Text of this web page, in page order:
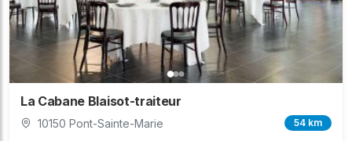
La Cabane Blaisot-traiteur
10150 Pont-Sainte-Marie 54 km